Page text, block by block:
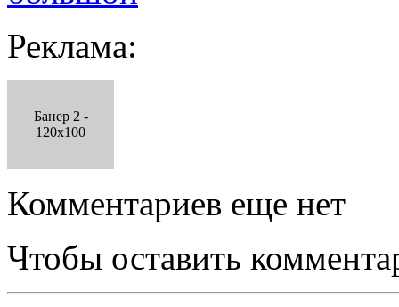
Реклама:
Банер 2 -
120x100
Комментариев еще нет
Чтобы оставить